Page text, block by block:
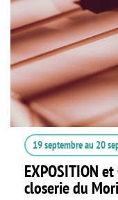
19 septembreau 20
EXPOSITION
closerie du